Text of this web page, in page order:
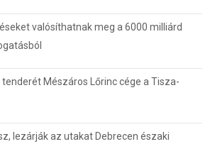
valósíthatnak meg a 6000 milliárd
tenderét Mészáros Lőrinc cége a Tisza-
lezárják az utakat Debrecen északi